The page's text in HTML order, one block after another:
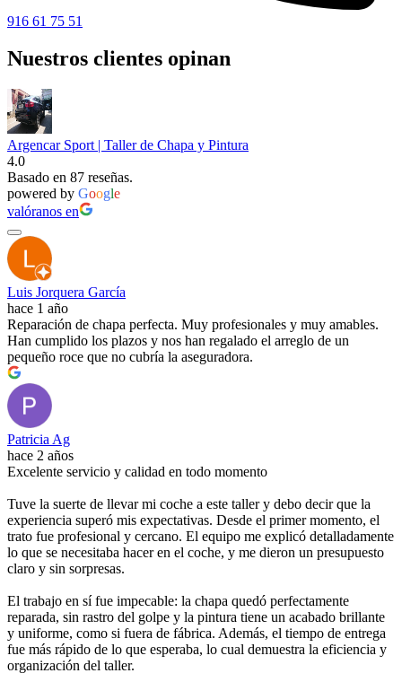
916 61 75 51
Nuestros clientes opinan
Argencar Sport | Taller de Chapa y Pintura
4.0
Basado en 87 reseñas.
powered by Google
valóranos en
Luis Jorquera García
hace 1 año
Reparación de chapa perfecta. Muy profesionales y muy amables.
Han cumplido los plazos y nos han regalado el arreglo de un
pequeño roce que no cubría la aseguradora.
Patricia Ag
hace 2 años
Excelente servicio y calidad en todo momento
Tuve la suerte de llevar mi coche a este taller y debo decir que la
experiencia superó mis expectativas. Desde el primer momento, el
trato fue profesional y cercano. El equipo me explicó detalladamente
lo que se necesitaba hacer en el coche, y me dieron un presupuesto
claro y sin sorpresas.
El trabajo en sí fue impecable: la chapa quedó perfectamente
reparada, sin rastro del golpe y la pintura tiene un acabado brillante
y uniforme, como si fuera de fábrica. Además, el tiempo de entrega
fue más rápido de lo que esperaba, lo cual demuestra la eficiencia y
organización del taller.